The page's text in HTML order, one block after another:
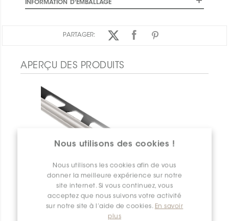
Nous utilisons des cookies !
Nous utilisons les cookies afin de vous
donner la meilleure expérience sur notre
site internet. Si vous continuez, vous
acceptez que nous suivons votre activité
sur notre site à l’aide de cookies. En savoir
plus
INFORMATION D'EMBALLAGE
PARTAGER:
APERÇU DES PRODUITS
Deco-SG SG80TSG12
Deco-Sg SG100ACB12